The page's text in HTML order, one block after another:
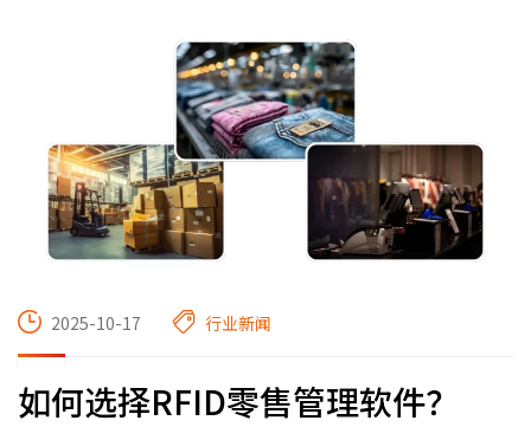
2025-10-17 行业新闻
如何选择RFID零售管理软件？